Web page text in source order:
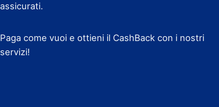
assicurati.
Paga come vuoi e ottieni il CashBack con i nostri
servizi!